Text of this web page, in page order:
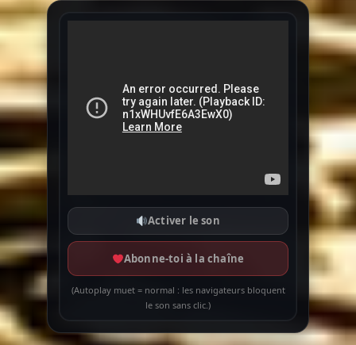
Activer le son
Abonne-toi à la chaîne
(Autoplay muet = normal : les navigateurs bloquent
le son sans clic.)